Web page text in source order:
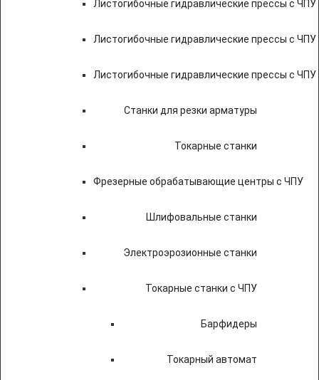
Листогибочные гидравлические прессы с
Листогибочные гидравлические прессы с ЧПУ
Листогибочные гидравлические прессы с
Станки для резки арматуры
Токарные станки
Фрезерные обрабатывающие центры с ЧПУ
Шлифовальные станки
Электроэрозионные станки
Токарные станки с ЧПУ
Барфидеры
Токарный автомат